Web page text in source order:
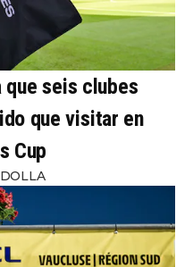
que seis clubes
que visitar en
Cup